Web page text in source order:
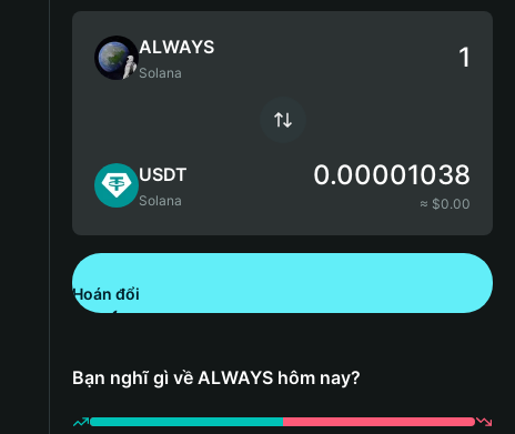
ALWAYS
Solana
USDT
Solana
0.00001038
≈ $0.00
Hoán đổi
Bạn nghĩ gì về ALWAYS hôm nay?